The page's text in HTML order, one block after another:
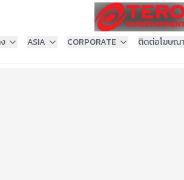
ASIA CORPORATE ติดต่อโฆษณา